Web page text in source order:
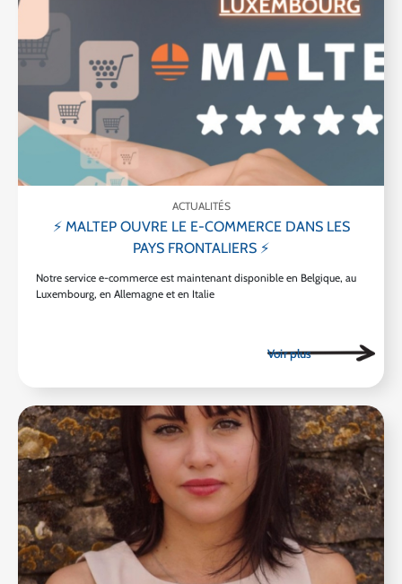
ACTUALITÉS
⚡ MALTEP OUVRE LE E-COMMERCE DANS LES
PAYS FRONTALIERS ⚡
Notre service e-commerce est maintenant disponible en Belgique, au
Luxembourg, en Allemagne et en Italie